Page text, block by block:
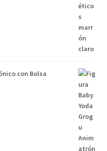
con Bolsa